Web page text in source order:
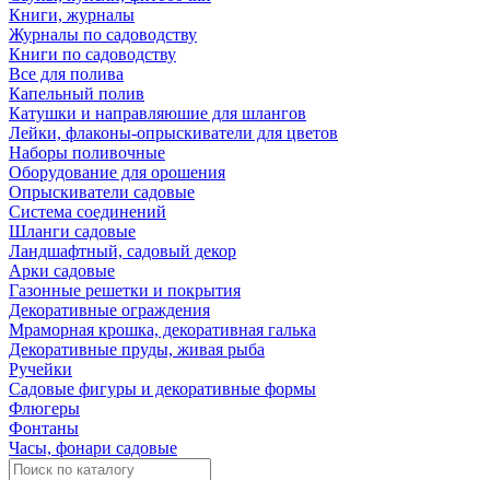
Книги, журналы
Журналы по садоводству
Книги по садоводству
Все для полива
Капельный полив
Катушки и направляюшие для шлангов
Лейки, флаконы-опрыскиватели для цветов
Наборы поливочные
Оборудование для орошения
Опрыскиватели садовые
Система соединений
Шланги садовые
Ландшафтный, садовый декор
Арки садовые
Газонные решетки и покрытия
Декоративные ограждения
Мраморная крошка, декоративная галька
Декоративные пруды, живая рыба
Ручейки
Садовые фигуры и декоративные формы
Флюгеры
Фонтаны
Часы, фонари садовые